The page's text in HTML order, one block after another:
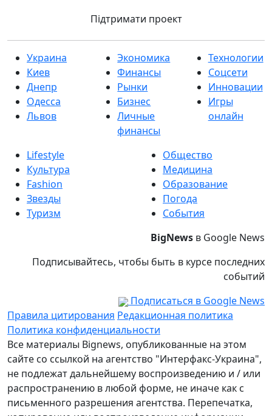
Підтримати проект
Украина
Киев
Днепр
Одесса
Львов
Экономика
Финансы
Рынки
Бизнес
Личные
финансы
Технологии
Соцсети
Инновации
Игры
онлайн
Lifestyle
Культура
Fashion
Звезды
Туризм
Общество
Медицина
Образование
Погода
События
BigNews в Google News
Подписывайтесь, чтобы быть в курсе последних
событий
Подписаться в Google News
Правила цитирования Редакционная политика
Политика конфиденциальности
Все материалы Bignews, опубликованные на этом
сайте со ссылкой на агентство "Интерфакс-Украина",
не подлежат дальнейшему воспроизведению и / или
распространению в любой форме, не иначе как с
письменного разрешения агентства. Перепечатка,